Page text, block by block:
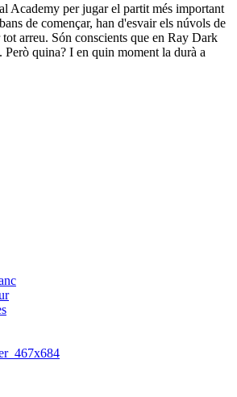
Academy per jugar el partit més important
de començar, han d'esvair els núvols de
tot arreu. Són conscients que en Ray Dark
Però quina? I en quin moment la durà a